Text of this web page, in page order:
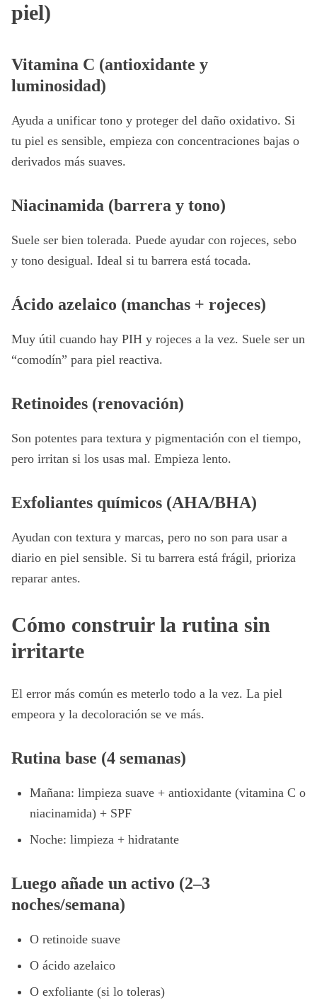
piel)
Vitamina C (antioxidante y
luminosidad)
Ayuda a unificar tono y proteger del daño oxidativo. Si
tu piel es sensible, empieza con concentraciones bajas o
derivados más suaves.
Niacinamida (barrera y tono)
Suele ser bien tolerada. Puede ayudar con rojeces, sebo
y tono desigual. Ideal si tu barrera está tocada.
Ácido azelaico (manchas + rojeces)
Muy útil cuando hay PIH y rojeces a la vez. Suele ser un
“comodín” para piel reactiva.
Retinoides (renovación)
Son potentes para textura y pigmentación con el tiempo,
pero irritan si los usas mal. Empieza lento.
Exfoliantes químicos (AHA/BHA)
Ayudan con textura y marcas, pero no son para usar a
diario en piel sensible. Si tu barrera está frágil, prioriza
reparar antes.
Cómo construir la rutina sin
irritarte
El error más común es meterlo todo a la vez. La piel
empeora y la decoloración se ve más.
Rutina base (4 semanas)
Mañana: limpieza suave + antioxidante (vitamina C o
niacinamida) + SPF
Noche: limpieza + hidratante
Luego añade un activo (2–3
noches/semana)
O retinoide suave
O ácido azelaico
O exfoliante (si lo toleras)